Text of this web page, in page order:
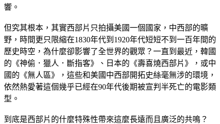
響。
但究其根本，其實西部片只拍攝美國一個國家，中西部的曠
野，時間更只限縮在1830年代到1920年代短短不到一百年間的
歷史時空，為什麼卻影響了全世界的觀眾？一直到最近，韓國
的《神偷．獵人．斷指客》、日本的《壽喜燒西部片》，或中
國的《無人區》，這些和美國中西部開拓史絲毫無涉的環境，
依然熱愛著這個幾乎已經在90年代後期被宣判半死亡的電影類
型。
到底是西部片的什麼特殊性帶來這麼長遠而且廣泛的共鳴？